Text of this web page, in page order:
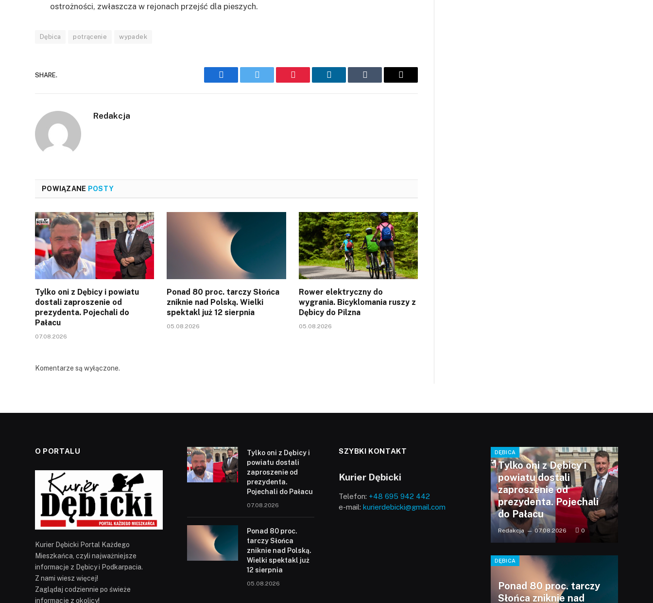
ostrożności, zwłaszcza w rejonach przejść dla pieszych.
Dębica potrącenie wypadek
SHARE.
Facebook Twitter Pinterest LinkedIn Tumblr Email
Redakcja
POWIĄZANE POSTY
Tylko oni z Dębicy i powiatu
dostali zaproszenie od
prezydenta. Pojechali do
Pałacu
07.08.2026
Ponad 80 proc. tarczy Słońca
zniknie nad Polską. Wielki
spektakl już 12 sierpnia
05.08.2026
Rower elektryczny do
wygrania. Bicyklomania ruszy z
Dębicy do Pilzna
05.08.2026
Komentarze są wyłączone.
O PORTALU
Kurier Dębicki Portal Każdego
Mieszkańca, czyli najważniejsze
informacje z Dębicy i Podkarpacia.
Z nami wiesz więcej!
Zaglądaj codziennie po świeże
informacje z okolicy!
Tylko oni z Dębicy i
powiatu dostali
zaproszenie od
prezydenta.
Pojechali do Pałacu
07.08.2026
Ponad 80 proc.
tarczy Słońca
zniknie nad Polską.
Wielki spektakl już
12 sierpnia
05.08.2026
SZYBKI KONTAKT
Kurier Dębicki
Telefon: +48 695 942 442
e-mail: kurierdebicki@gmail.com
DĘBICA
Tylko oni z Dębicy i
powiatu dostali
zaproszenie od
prezydenta. Pojechali
do Pałacu
Redakcja 07.08.2026 0
DĘBICA
Ponad 80 proc. tarczy
Słońca zniknie nad